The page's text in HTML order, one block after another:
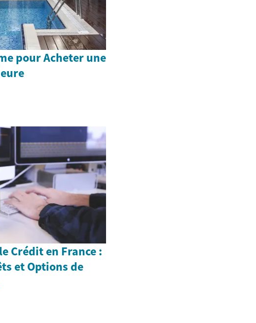
pour Acheter une
Crédit en France :
et Options de